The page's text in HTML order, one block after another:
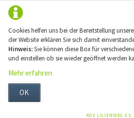
Cookies helfen uns bei der Bereitstellung
der Website erklären Sie sich damit
Hinweis:Sie können diese Box für
und einstellen ob sie wieder geöffnet werden
Mehr erfahren
OK
NAVIGATION
KGV LILIENWEG E.V.